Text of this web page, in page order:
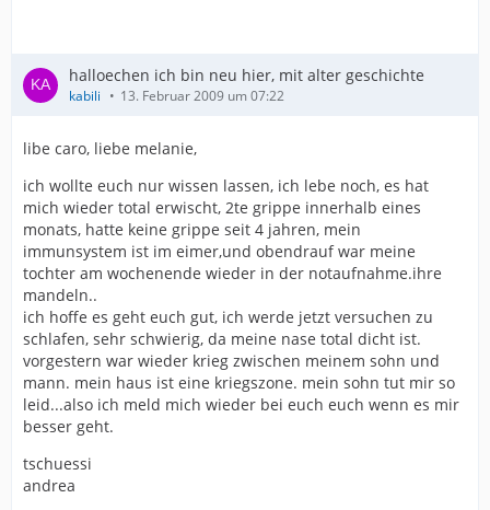
halloechen ich bin neu hier, mit alter geschichte
kabili 13. Februar 2009 um 07:22
libe caro, liebe melanie,
ich wollte euch nur wissen lassen, ich lebe noch, es hat
mich wieder total erwischt, 2te grippe innerhalb eines
monats, hatte keine grippe seit 4 jahren, mein
immunsystem ist im eimer,und obendrauf war meine
tochter am wochenende wieder in der notaufnahme.ihre
mandeln..
ich hoffe es geht euch gut, ich werde jetzt versuchen zu
schlafen, sehr schwierig, da meine nase total dicht ist.
vorgestern war wieder krieg zwischen meinem sohn und
mann. mein haus ist eine kriegszone. mein sohn tut mir so
leid...also ich meld mich wieder bei euch euch wenn es mir
besser geht.
tschuessi
andrea